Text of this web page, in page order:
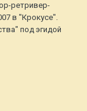
ретривер-
в "Крокусе".
под эгидой